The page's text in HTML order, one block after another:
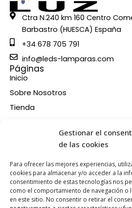
Gestionar el
de las cookies
Para ofrecer las mejores experiencias,
cookies para almacenar y/o acceder a la
consentimiento de estas tecnologías nos
como el comportamiento de navegación o
en este sitio. No consentir o retirar el
Ctra N.240 km 160 Centro
Barbastro (HUESCA) España
+34 678 705 791
info@leds-lamparas.com
Páginas
Inicio
Sobre Nosotros
Tienda
Información
Condiciones de compra
Política de devoluciones y
Política de cookies